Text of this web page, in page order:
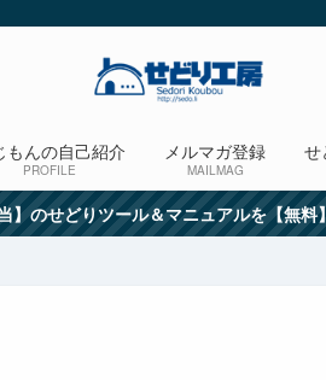
もんの自己紹介
PROFILE
メルマガ登録
MAILMAG
せ
】のせどりツール＆マニュアルを【無料